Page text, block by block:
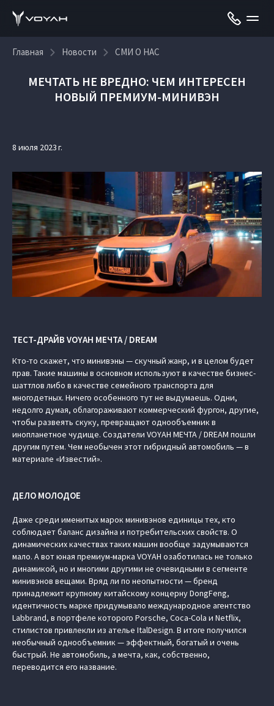
Главная Новости СМИ О НАС
МЕЧТАТЬ НЕ ВРЕДНО: ЧЕМ ИНТЕРЕСЕН
НОВЫЙ ПРЕМИУМ-МИНИВЭН
8 июля 2023 г.
ТЕСТ-ДРАЙВ VOYAH МЕЧТА / DREAM
Кто-то скажет, что минивэны — скучный жанр, и в целом будет
прав. Такие машины в основном используют в качестве бизнес-
шаттлов либо в качестве семейного транспорта для
многодетных. Ничего особенного тут не выдумаешь. Одни,
недолго думая, облагораживают коммерческий фургон, другие,
чтобы развеять скуку, превращают однообъемник в
инопланетное чудище. Создатели VOYAH МЕЧТА / DREAM пошли
другим путем. Чем необычен этот гибридный автомобиль — в
материале «Известий».
ДЕЛО МОЛОДОЕ
Даже среди именитых марок минивэнов единицы тех, кто
соблюдает баланс дизайна и потребительских свойств. О
динамических качествах таких машин вообще задумываются
мало. А вот юная премиум-марка VOYAH озаботилась не только
динамикой, но и многими другими не очевидными в сегменте
минивэнов вещами. Вряд ли по неопытности — бренд
принадлежит крупному китайскому концерну DongFeng,
идентичность марке придумывало международное агентство
Labbrand, в портфеле которого Porsche, Coca-Cola и Netflix,
стилистов привлекли из ателье ItalDesign. В итоге получился
необычный однообъемник — эффектный, богатый и очень
быстрый. Не автомобиль, а мечта, как, собственно,
переводится его название.